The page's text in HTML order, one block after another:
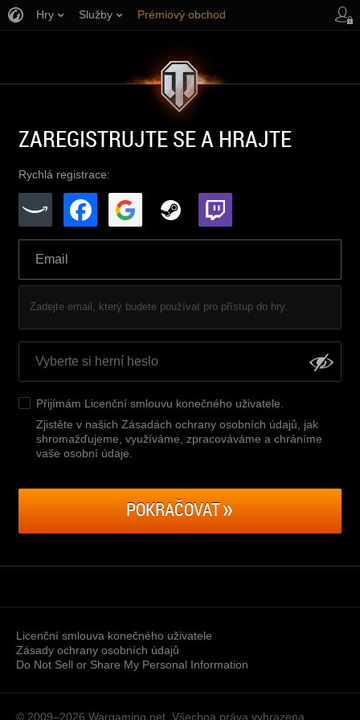
Hry Služby Prémiový obchod
ZAREGISTRUJTE SE A HRAJTE
Rychlá registrace:
Zadejte email, který budete používat pro přístup do hry.
Přijímám Licenční smlouvu konečného uživatele
Zjistěte v našich Zásadách ochrany osobních údajů, jak
shromažďujeme, využíváme, zpracováváme a chráníme
vaše osobní údaje
POKRAČOVAT
Licenční smlouva konečného uživatele
Zásady ochrany osobních údajů
Do Not Sell or Share My Personal Information
© 2009–2026 Wargaming.net. Všechna práva vyhrazena.